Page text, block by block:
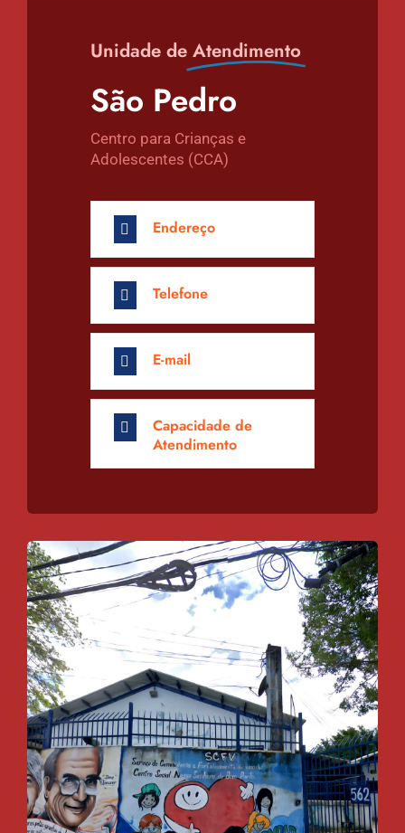
Unidade de Atendimento
São Pedro
Centro para Crianças e
Adolescentes (CCA)
Endereço
Telefone
E-mail
Capacidade de
Atendimento